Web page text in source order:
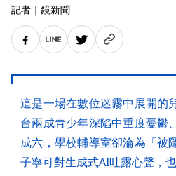
記者 ｜ 鏡新聞
這是一場在數位迷霧中展開的
台兩成青少年深陷中重度憂鬱
成六，學校輔導室卻淪為「被
子寧可對生成式AI吐露心聲，